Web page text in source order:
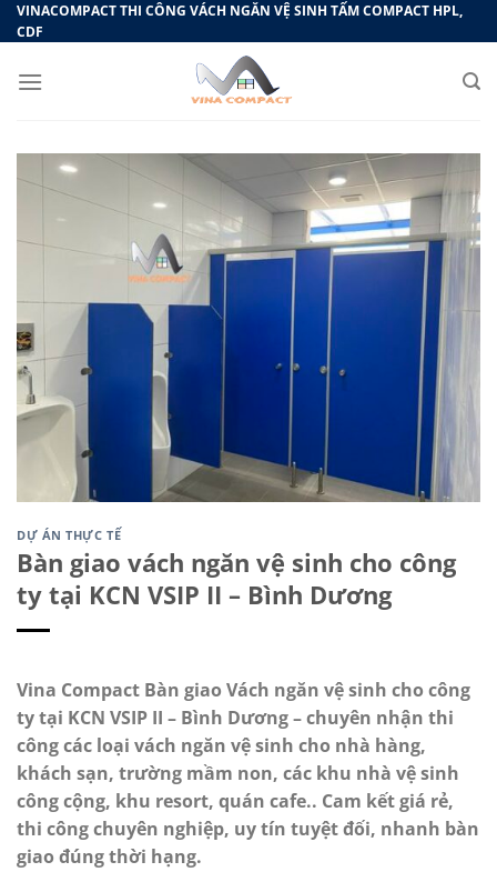
Bỏ
qua
dung
VINACOMPACT THI CÔNG VÁCH NGĂN VỆ SINH TẤM COMPACT HPL,
CDF
DỰ ÁN THỰC TẾ
Bàn giao vách ngăn vệ sinh cho công
ty tại KCN VSIP II – Bình Dương
Vina Compact Bàn giao Vách ngăn vệ sinh cho công
ty tại KCN VSIP II – Bình Dương – chuyên nhận thi
công các loại vách ngăn vệ sinh cho nhà hàng,
khách sạn, trường mầm non, các khu nhà vệ sinh
công cộng, khu resort, quán cafe.. Cam kết giá rẻ,
thi công chuyên nghiệp, uy tín tuyệt đối, nhanh bàn
giao đúng thời hạng.